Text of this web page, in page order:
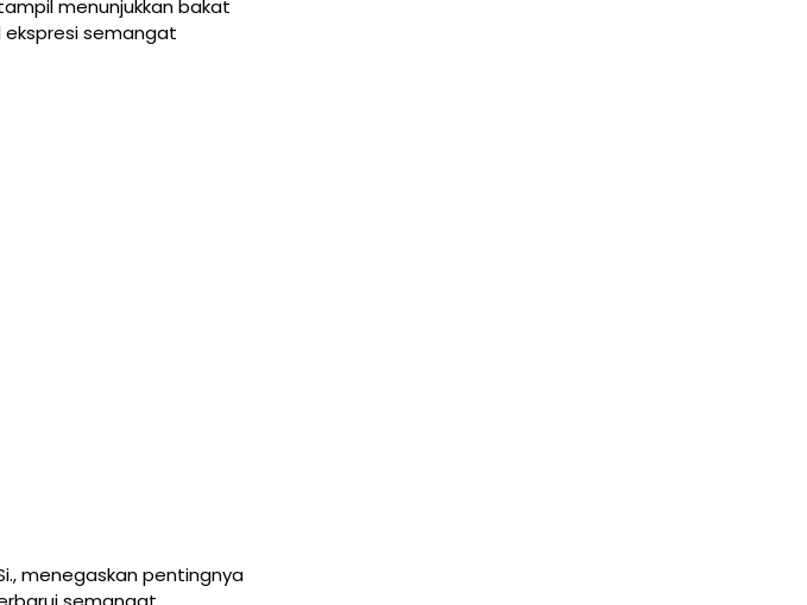
menunjukkan bakat
ekspresi semangat
menegaskan pentingnya